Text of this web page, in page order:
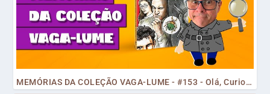
MEMÓRIAS DA COLEÇÃO VAGA-LUME - #153 - Olá, Curiosos! 2023